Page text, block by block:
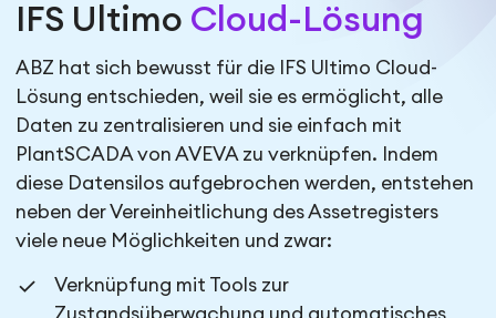
IFS Ultimo Cloud-Lösung
ABZ hat sich bewusst für die IFS Ultimo Cloud-
Lösung entschieden, weil sie es ermöglicht, alle
Daten zu zentralisieren und sie einfach mit
PlantSCADA von AVEVA zu verknüpfen. Indem
diese Datensilos aufgebrochen werden, entstehen
neben der Vereinheitlichung des Assetregisters
viele neue Möglichkeiten und zwar:
Verknüpfung mit Tools zur